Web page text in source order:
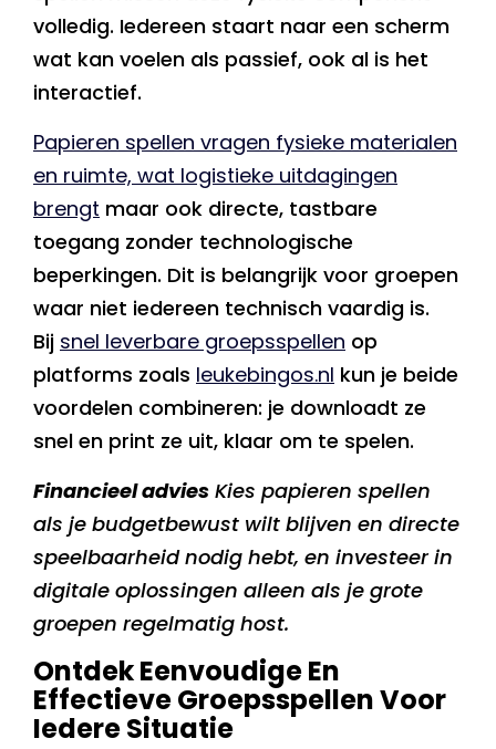
volledig. Iedereen staart naar een scherm
wat kan voelen als passief, ook al is het
interactief.
Papieren spellen vragen fysieke materialen
en ruimte, wat logistieke uitdagingen
brengt maar ook directe, tastbare
toegang zonder technologische
beperkingen. Dit is belangrijk voor groepen
waar niet iedereen technisch vaardig is.
Bij snel leverbare groepsspellen op
platforms zoals leukebingos.nl kun je beide
voordelen combineren: je downloadt ze
snel en print ze uit, klaar om te spelen.
Financieel advies Kies papieren spellen
als je budgetbewust wilt blijven en directe
speelbaarheid nodig hebt, en investeer in
digitale oplossingen alleen als je grote
groepen regelmatig host.
Ontdek Eenvoudige En
Effectieve Groepsspellen Voor
Iedere Situatie